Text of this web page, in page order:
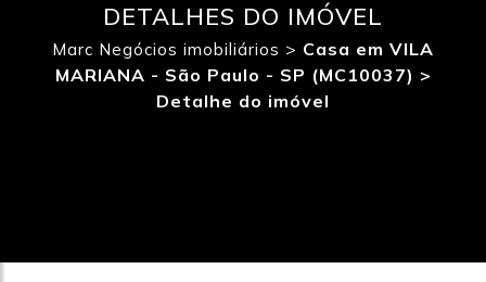
DETALHES DO IMÓVEL
Marc Negócios imobiliários > Casa em VILA
MARIANA - São Paulo - SP (MC10037) >
Detalhe do imóvel